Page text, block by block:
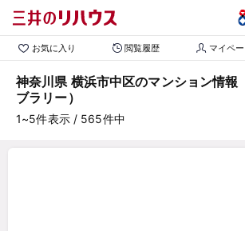
お気に入り 閲覧履歴 マイペ
神奈川県 横浜市中区のマンション情報
ブラリー）
1~5件表示/ 565件中